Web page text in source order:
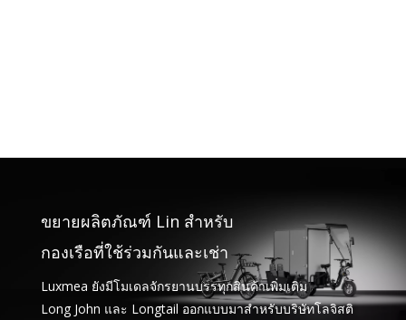
ขยายผลิตภัณฑ์ Lin สำหรับ
กองเรือที่ใช้ร่วมกันและเช่า
Luxmea ยังมีโมเดลจักรยานบรรทุกสินค้าเพิ่มเติม
Long John และ Longtail ออกแบบมาสำหรับบริษัทโลจิสติ